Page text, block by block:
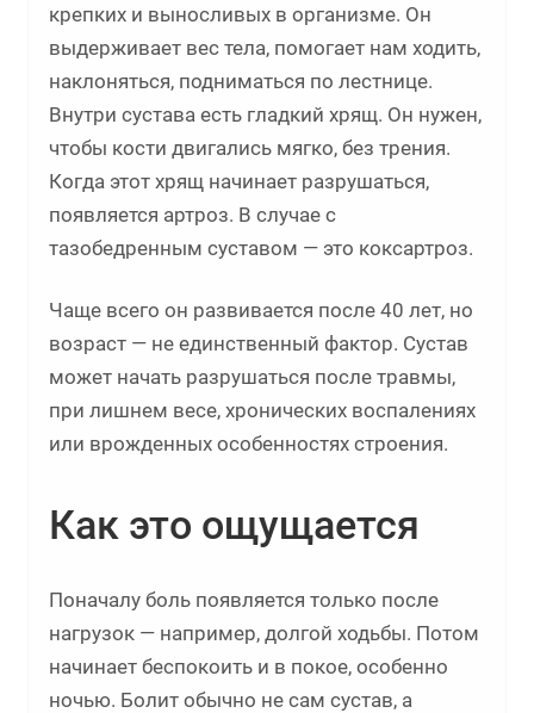
крепких и выносливых в организме. Он
выдерживает вес тела, помогает нам ходить,
наклоняться, подниматься по лестнице.
Внутри сустава есть гладкий хрящ. Он нужен,
чтобы кости двигались мягко, без трения.
Когда этот хрящ начинает разрушаться,
появляется артроз. В случае с
тазобедренным суставом — это коксартроз.
Чаще всего он развивается после 40 лет, но
возраст — не единственный фактор. Сустав
может начать разрушаться после травмы,
при лишнем весе, хронических воспалениях
или врожденных особенностях строения.
Как это ощущается
Поначалу боль появляется только после
нагрузок — например, долгой ходьбы. Потом
начинает беспокоить и в покое, особенно
ночью. Болит обычно не сам сустав, а